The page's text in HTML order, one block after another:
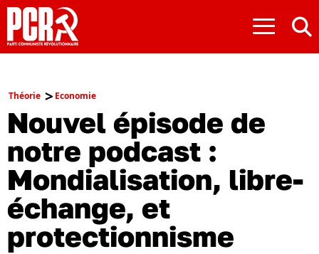
≡
Théorie Economie
Nouvel épisode de
notre podcast :
Mondialisation, libre-
échange, et
protectionnisme